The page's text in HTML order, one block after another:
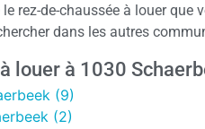
le rez-de-chaussée à louer
dans les autres
louer à 1030
(9)
(2)